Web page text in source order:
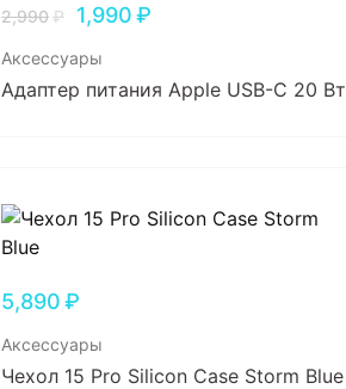
2,990₽ 1,990₽
Аксессуары
Адаптер питания Apple USB-C 20 Вт
5,890₽
Аксессуары
Чехол 15 Pro Silicon Case Storm Blue